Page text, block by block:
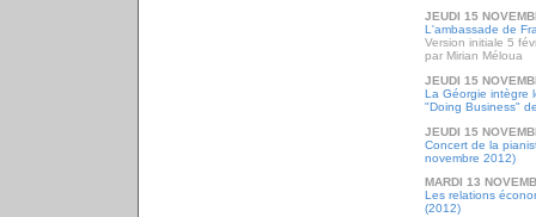
JEUDI 15
L'ambassade de
Version initiale 5
par Mirian Méloua
JEUDI 15
La Géorgie intègre
"Doing Business"
JEUDI 15
Concert de la
novembre 2012)
MARDI 13
Les relations
(2012)